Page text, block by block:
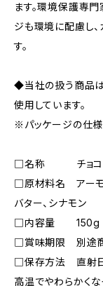
ます。環境保護専
ジも環境に配慮し
す。
◆当社の扱う商品
使用しています。
※パッケージの仕様
□名称 チョコ
□原材料名 アーモ
バター、シナモン
□内容量 150g
□賞味期限 別途
□保存方法 直射日
高温でやわらかく